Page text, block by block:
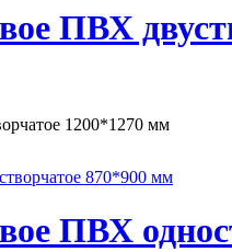
ПВХ
1200*1270 мм
ПВХ